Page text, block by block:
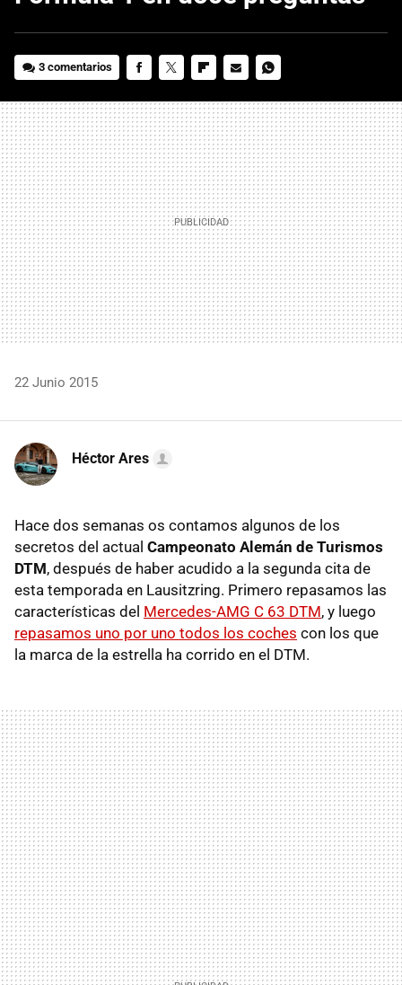
3 comentarios
MAIL
22 Junio 2015
Héctor Ares
Hace dos semanas os contamos algunos de los
secretos del actual Campeonato Alemán de Turismos
DTM, después de haber acudido a la segunda cita de
esta temporada en Lausitzring. Primero repasamos las
características del Mercedes-AMG C 63 DTM, y luego
repasamos uno por uno todos los coches con los que
la marca de la estrella ha corrido en el DTM.